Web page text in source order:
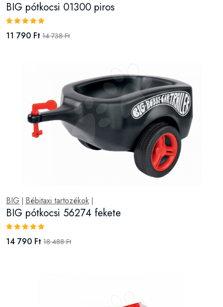
BIG pótkocsi 01300 piros
11 790 Ft 14 738 Ft
BIG Bébitaxi tartozékok
BIG pótkocsi 56274 fekete
14 790 Ft 18 488 Ft